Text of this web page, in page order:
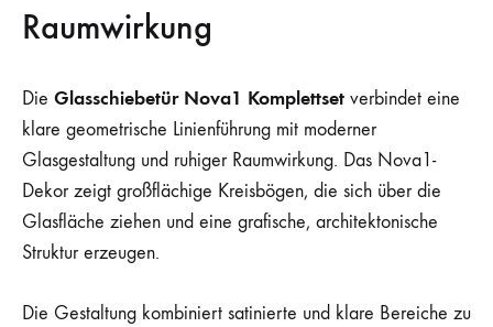
Raumwirkung
Die Glasschiebetür Nova1 Komplettset verbindet eine
klare geometrische Linienführung mit moderner
Glasgestaltung und ruhiger Raumwirkung. Das Nova1-
Dekor zeigt großflächige Kreisbögen, die sich über die
Glasfläche ziehen und eine grafische, architektonische
Struktur erzeugen.
Die Gestaltung kombiniert satinierte und klare Bereiche zu